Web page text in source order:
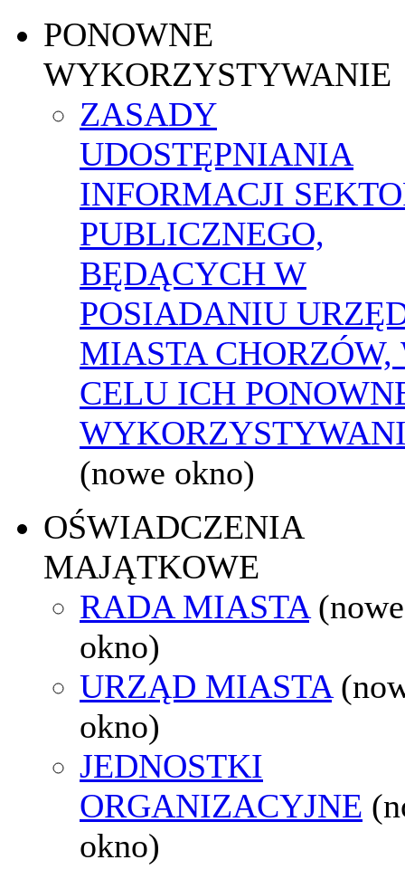
PONOWNE
WYKORZYSTYWANIE
ZASADY
UDOSTĘPNIANIA
INFORMACJI
PUBLICZNEGO,
BĘDĄCYCH W
POSIADANIU
MIASTA CHORZÓW,
CELU ICH
(nowe okno)
OŚWIADCZENIA
MAJĄTKOWE
RADA MIASTA (nowe
okno)
URZĄD MIASTA
okno)
JEDNOSTKI
ORGANIZACYJNE
okno)